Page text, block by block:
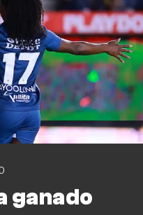
ganado